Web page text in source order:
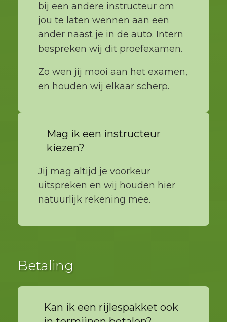
bij een andere instructeur om
jou te laten wennen aan een
ander naast je in de auto. Intern
bespreken wij dit proefexamen.
Zo wen jij mooi aan het examen,
en houden wij elkaar scherp.
Mag ik een instructeur
kiezen?
Jij mag altijd je voorkeur
uitspreken en wij houden hier
natuurlijk rekening mee.
Betaling
Kan ik een rijlespakket ook